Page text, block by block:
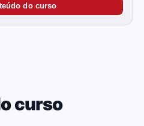
do curso
curso